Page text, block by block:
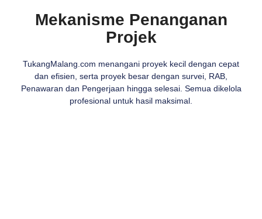
Mekanisme Penanganan
Projek
TukangMalang.com menangani proyek kecil dengan cepat
dan efisien, serta proyek besar dengan survei, RAB,
Penawaran dan Pengerjaan hingga selesai. Semua dikelola
profesional untuk hasil maksimal.